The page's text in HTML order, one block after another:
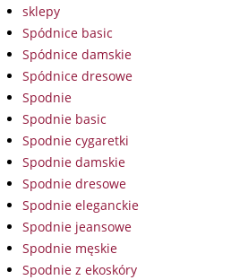
sklepy
Spódnice basic
Spódnice damskie
Spódnice dresowe
Spodnie
Spodnie basic
Spodnie cygaretki
Spodnie damskie
Spodnie dresowe
Spodnie eleganckie
Spodnie jeansowe
Spodnie męskie
Spodnie z ekoskóry